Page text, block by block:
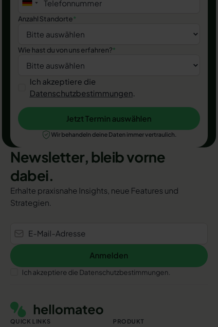
Anzahl Standorte*
Wie hast du von uns erfahren?*
Ich akzeptiere die
Datenschutzbestimmungen.
Jetzt Termin auswählen
Jetzt Termin auswählen
Wir behandeln deine Daten immer vertraulich.
Newsletter, bleib vorne
dabei.
Erhalte praxisnahe Insights, neue Features und
Strategien.
Anmelden
Anmelden
Ich akzeptiere die Datenschutzbestimmungen.
QUICK LINKS PRODUKT